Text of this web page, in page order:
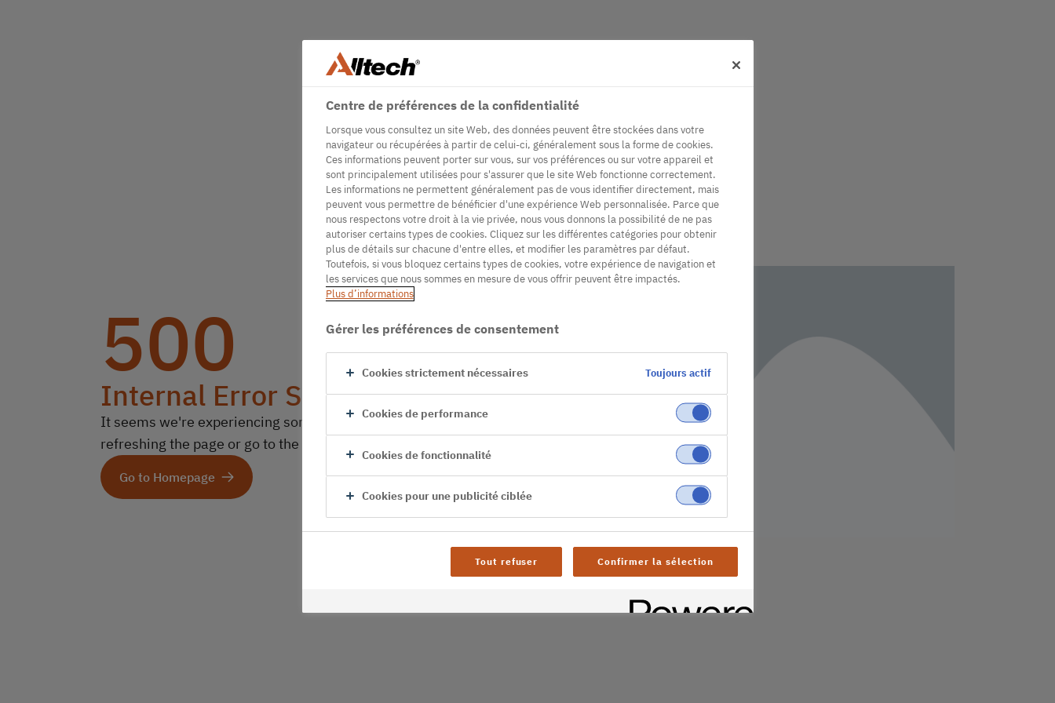
500
Internal Error Server
It seems we're experiencing some technical difficulties. Try
refreshing the page or go to the homepage
Go to Homepage
Centre de préférences de la confidentialité
Lorsque vous consultez un site Web, des données peuvent être stockées dans votre
navigateur ou récupérées à partir de celui-ci, généralement sous la forme de cookies.
Ces informations peuvent porter sur vous, sur vos préférences ou sur votre appareil et
sont principalement utilisées pour s'assurer que le site Web fonctionne correctement.
Les informations ne permettent généralement pas de vous identifier directement, mais
peuvent vous permettre de bénéficier d'une expérience Web personnalisée. Parce que
nous respectons votre droit à la vie privée, nous vous donnons la possibilité de ne pas
autoriser certains types de cookies. Cliquez sur les différentes catégories pour obtenir
plus de détails sur chacune d'entre elles, et modifier les paramètres par défaut.
Toutefois, si vous bloquez certains types de cookies, votre expérience de navigation et
les services que nous sommes en mesure de vous offrir peuvent être impactés.
Plus d’informations
Gérer les préférences de consentement
Cookies strictement nécessaires Toujours actif
Cookies de performance
Cookies de fonctionnalité
Cookies pour une publicité ciblée
Tout refuser Confirmer la sélection